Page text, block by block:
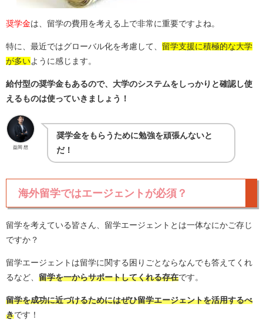
奨学金は、留学の費用を考える上で非常に重要ですよね。
特に、最近ではグローバル化を考慮して、 留学支援に積極的な大学
が多いように感じます。
給付型の奨学金もあるので、大学のシステムをしっかりと確認し使
えるものは使っていきましょう！
益岡 想
奨学金をもらうために勉強を頑張んないと
だ！
海外留学ではエージェントが必須？
留学を考えている皆さん、留学エージェントとは一体なにかご存じ
ですか？
留学エージェントは留学に関する困りごとならなんでも答えてくれ
るなど、 留学を一からサポートしてくれる存在です。
留学を成功に近づけるためにはぜひ留学エージェントを活用するべ
きです！